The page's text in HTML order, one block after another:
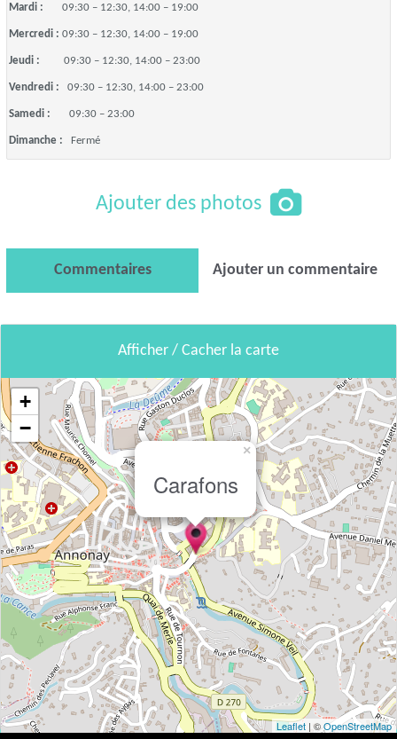
Mardi : 09:30 – 12:30, 14:00 – 19:00
Mercredi : 09:30 – 12:30, 14:00 – 19:00
Jeudi : 09:30 – 12:30, 14:00 – 23:00
Vendredi : 09:30 – 12:30, 14:00 – 23:00
Samedi : 09:30 – 23:00
Dimanche : Fermé
Ajouter des photos
Commentaires Ajouter un commentaire
Afficher / Cacher la carte
Carafons
×
+
−
Leaflet | ©OpenStreetMap